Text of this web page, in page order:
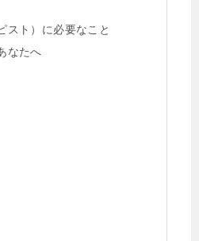
スト）に必要なこと
なたへ